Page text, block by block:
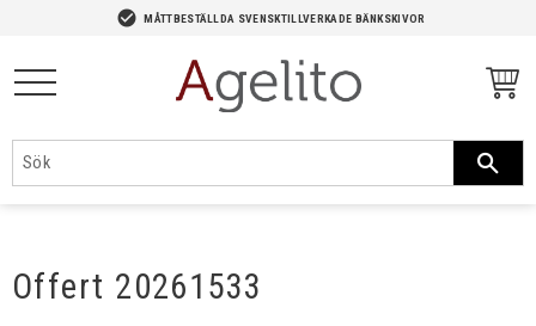
check_circle MÅTTBESTÄLLDA SVENSKTILLVERKADE BÄNKSKIVOR
Offert 20261533